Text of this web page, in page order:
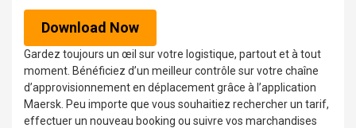
Download Now
Gardez toujours un œil sur votre logistique, partout et à tout
moment. Bénéficiez d’un meilleur contrôle sur votre chaîne
d’approvisionnement en déplacement grâce à l’application
Maersk. Peu importe que vous souhaitiez rechercher un tarif,
effectuer un nouveau booking ou suivre vos marchandises